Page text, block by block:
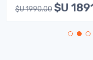
$U 1990.00 $U